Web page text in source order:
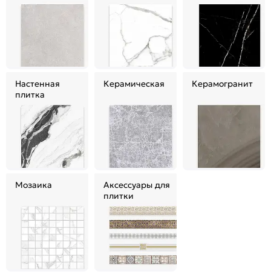
Настенная
плитка
Керамическая Керамогранит
Мозаика
Аксессуары для
плитки